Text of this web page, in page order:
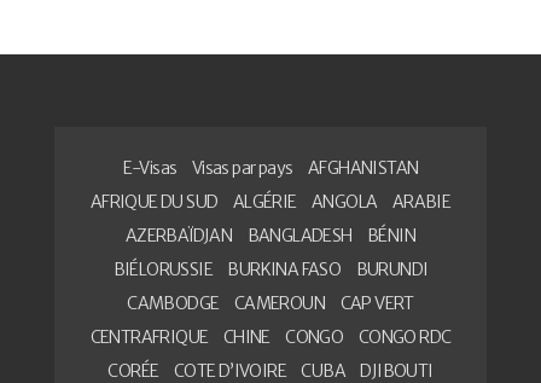
E-Visas Visas par pays
AFGHANISTAN
AFRIQUE DU SUD
ALGÉRIE ANGOLA
ARABIE
AZERBAÏDJAN
BANGLADESH
BÉNIN
BIÉLORUSSIE
BURKINA FASO
BURUNDI
CAMBODGE
CAMEROUN
CAP VERT
CENTRAFRIQUE
CHINE CONGO
CONGO RDC
CORÉE
COTE D’IVOIRE CUBA
DJIBOUTI